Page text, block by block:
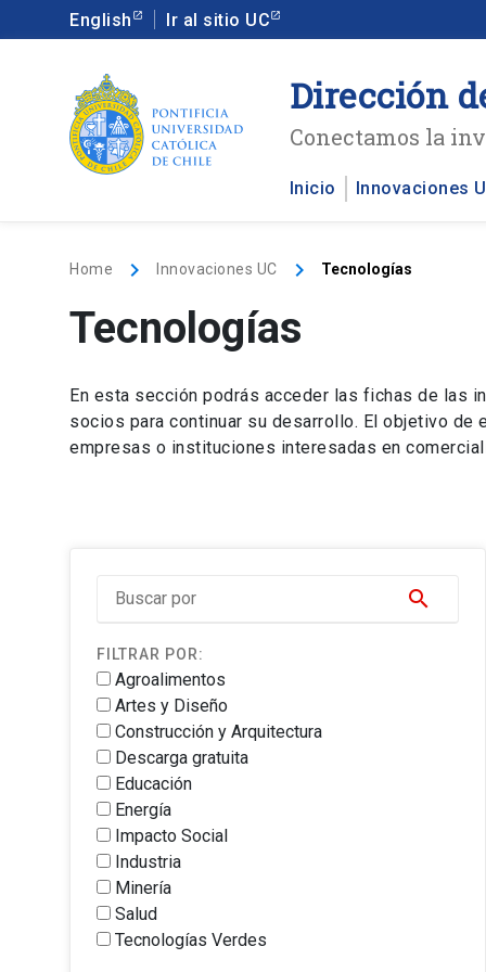
English Ir al sitio UC
Dirección
Conectamos la
Inicio Innovaciones
Home keyboard_arrow_right Innovaciones UC keyboard_arrow_right Tecnologías
Tecnologías
En esta sección podrás acceder las fichas de las
socios para continuar su desarrollo. El objetivo
empresas o instituciones interesadas en
search
FILTRAR POR:
Agroalimentos
Artes y Diseño
Construcción y Arquitectura
Descarga gratuita
Educación
Energía
Impacto Social
Industria
Minería
Salud
Tecnologías Verdes